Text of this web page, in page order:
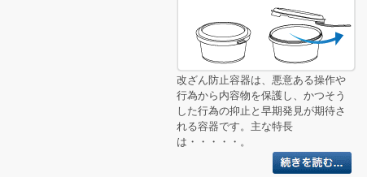
改ざん防止容器は、悪意ある操作や
行為から内容物を保護し、かつそう
した行為の抑止と早期発見が期待さ
れる容器です。主な特長
は・・・・・。